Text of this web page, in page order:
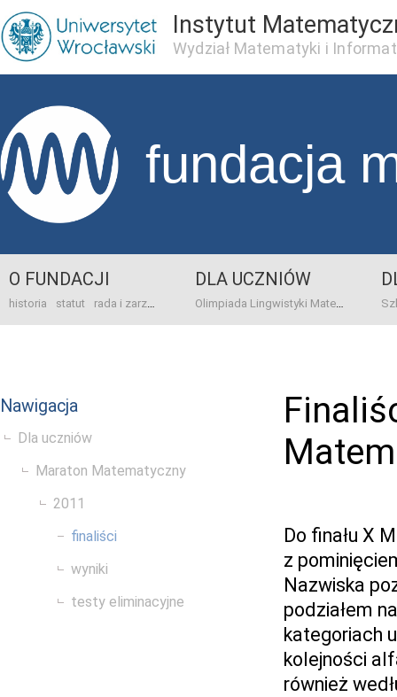
Instytut
Wydział Matematyki i
fundacja
O FUNDACJI
historia statut rada i zarząd dane bankowo-adresowe kontakt
DLA UCZNIÓW
Olimpiada Lingwistyki Matematycznej
Nawigacja
Dla uczniów
Maraton Matematyczny
2011
finaliści
wyniki
testy eliminacyjne
Do finału X
z
Nazwiska
podziałem
kategoriach
kolejności
również